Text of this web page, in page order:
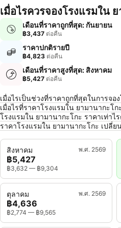
เมื่อไรควรจองโรงแรมใน
เดือนที่ราคาถูกที่สุด: กันยายน
฿3,437 ต่อคืน
ราคาปกติรายปี
฿4,823 ต่อคืน
เดือนที่ราคาสูงที่สุด: สิงหาคม
฿5,427 ต่อคืน
คำถามที่พบบ่อยเกี่ยวกับ ยา
เมื่อไรเป็นช่วงที่ราคาถูกที่สุดในการจอ
เมื่อไรที่ราคาโรงแรมใน ยามานากะโก
โรงแรมใน ยามานากะโกะ ราคาเท่าไ
ราคาโรงแรมใน ยามานากะโกะ เปลี่ย
สิงหาคม พ.ศ. 2569
฿5,427
฿3,632 — ฿9,304
ตุลาคม พ.ศ. 2569
฿4,636
฿2,774 — ฿9,565